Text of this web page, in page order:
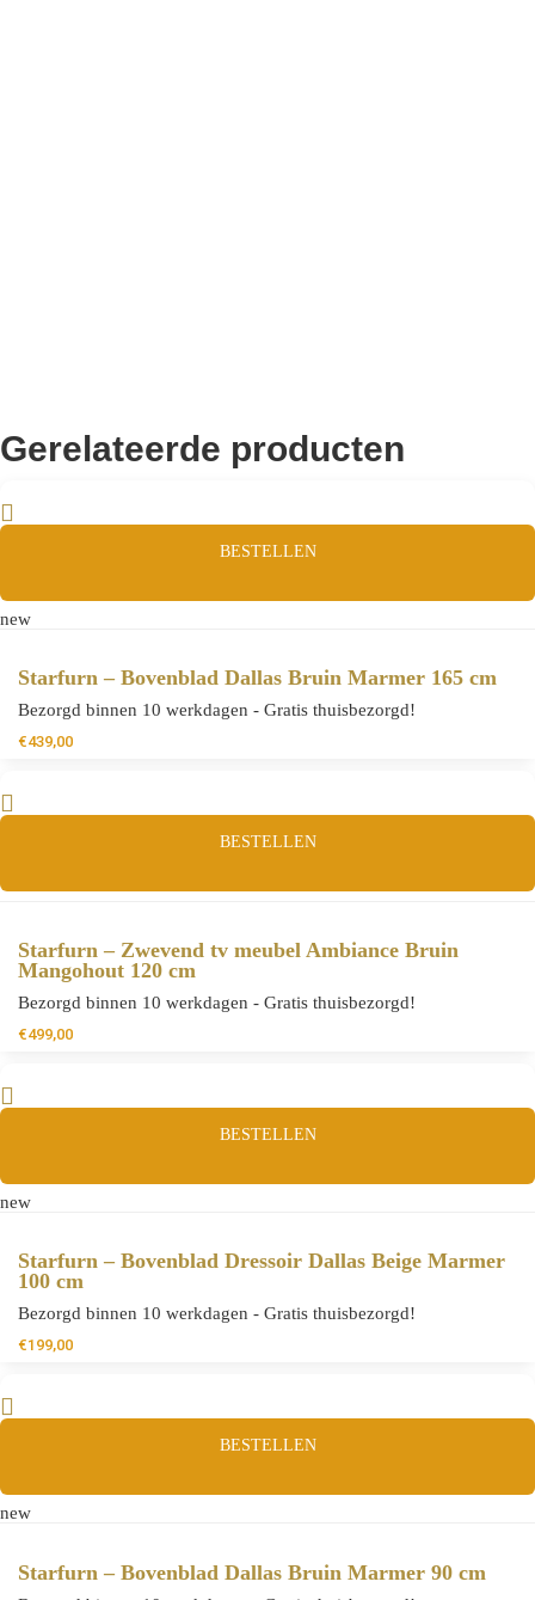
Gerelateerde producten
BESTELLEN
new
Starfurn – Bovenblad Dallas Bruin Marmer 165 cm
Bezorgd binnen 10 werkdagen - Gratis thuisbezorgd!
€439,00
BESTELLEN
Starfurn – Zwevend tv meubel Ambiance Bruin
Mangohout 120 cm
Bezorgd binnen 10 werkdagen - Gratis thuisbezorgd!
€499,00
BESTELLEN
new
Starfurn – Bovenblad Dressoir Dallas Beige Marmer
100 cm
Bezorgd binnen 10 werkdagen - Gratis thuisbezorgd!
€199,00
BESTELLEN
new
Starfurn – Bovenblad Dallas Bruin Marmer 90 cm